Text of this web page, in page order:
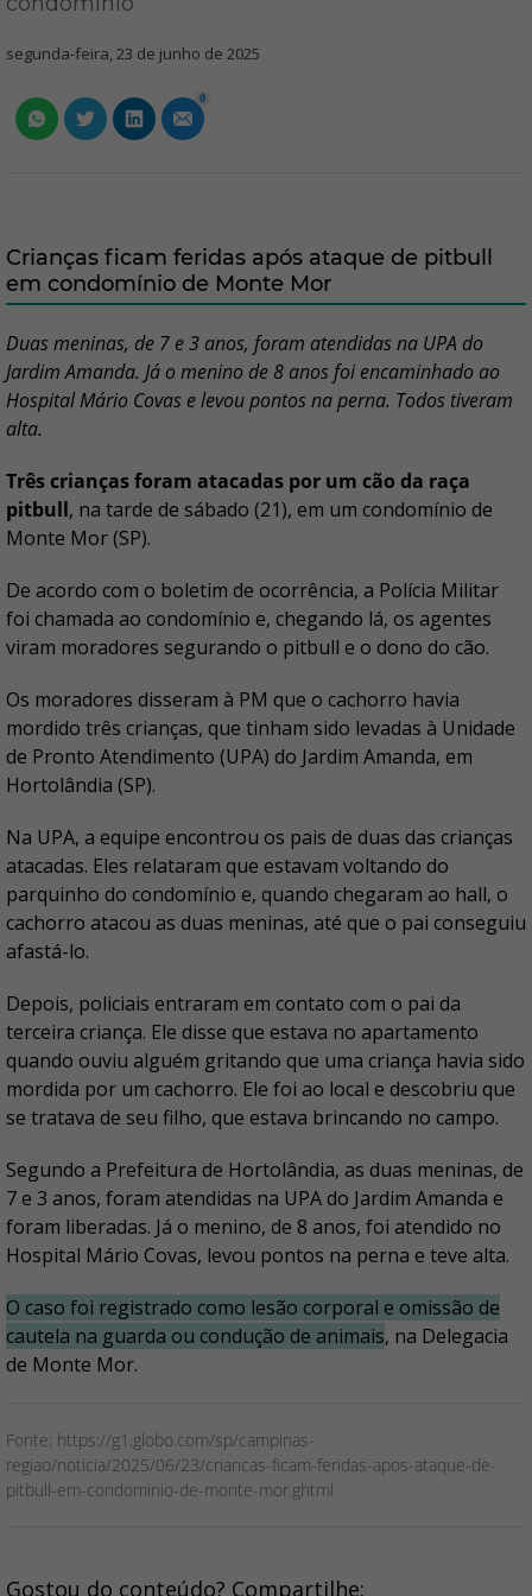
segunda-feira, 23 de junho de 2025
0
Crianças ficam feridas após ataque de pitbull
em condomínio de Monte Mor
Duas meninas, de 7 e 3 anos, foram atendidas na UPA do
Jardim Amanda. Já o menino de 8 anos foi encaminhado ao
Hospital Mário Covas e levou pontos na perna. Todos tiveram
alta.
Três crianças foram atacadas por um cão da raça
pitbull, na tarde de sábado (21), em um condomínio de
Monte Mor (SP).
De acordo com o boletim de ocorrência, a Polícia Militar
foi chamada ao condomínio e, chegando lá, os agentes
viram moradores segurando o pitbull e o dono do cão.
Os moradores disseram à PM que o cachorro havia
mordido três crianças, que tinham sido levadas à Unidade
de Pronto Atendimento (UPA) do Jardim Amanda, em
Hortolândia (SP).
Na UPA, a equipe encontrou os pais de duas das crianças
atacadas. Eles relataram que estavam voltando do
parquinho do condomínio e, quando chegaram ao hall, o
cachorro atacou as duas meninas, até que o pai conseguiu
afastá-lo.
Depois, policiais entraram em contato com o pai da
terceira criança. Ele disse que estava no apartamento
quando ouviu alguém gritando que uma criança havia sido
mordida por um cachorro. Ele foi ao local e descobriu que
se tratava de seu filho, que estava brincando no campo.
Segundo a Prefeitura de Hortolândia, as duas meninas, de
7 e 3 anos, foram atendidas na UPA do Jardim Amanda e
foram liberadas. Já o menino, de 8 anos, foi atendido no
Hospital Mário Covas, levou pontos na perna e teve alta.
O caso foi registrado como lesão corporal e omissão de
cautela na guarda ou condução de animais, na Delegacia
de Monte Mor.
Fonte: https://g1.globo.com/sp/campinas-
regiao/noticia/2025/06/23/criancas-ficam-feridas-apos-ataque-de-
pitbull-em-condominio-de-monte-mor.ghtml
Gostou do conteúdo? Compartilhe: